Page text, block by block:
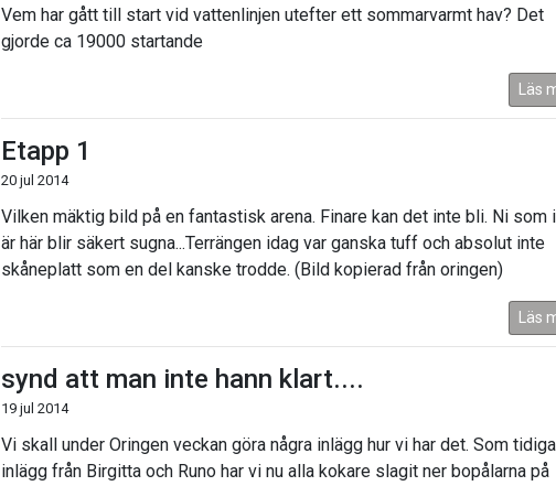
Vem har gått till start vid vattenlinjen utefter ett sommarvarmt hav? Det
gjorde ca 19000 startande
Läs
Etapp 1
20 jul 2014
Vilken mäktig bild på en fantastisk arena. Finare kan det inte bli. Ni som
är här blir säkert sugna...Terrängen idag var ganska tuff och absolut inte
skåneplatt som en del kanske trodde. (Bild kopierad från oringen)
Läs
synd att man inte hann klart....
19 jul 2014
Vi skall under Oringen veckan göra några inlägg hur vi har det. Som
inlägg från Birgitta och Runo har vi nu alla kokare slagit ner bopålarna på